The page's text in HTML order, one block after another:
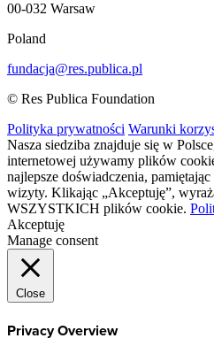
00-032 Warsaw
Poland
fundacja@res.publica.pl
© Res Publica Foundation
Polityka prywatności Warunki
Nasza siedziba znajduje się w
internetowej używamy plików
najlepsze doświadczenia,
wizyty. Klikając „Akceptuję”,
WSZYSTKICH plików cookie.
Akceptuję
Manage consent
Close
Privacy Overview